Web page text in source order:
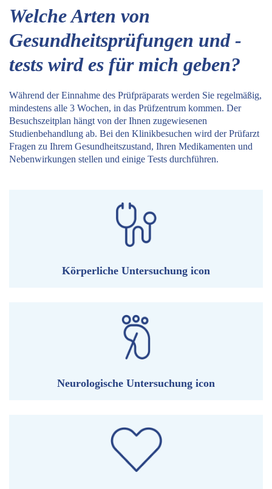
Welche Arten von
Gesundheitsprüfungen und -
tests wird es für mich geben?
Während der Einnahme des Prüfpräparats werden Sie regelmäßig,
mindestens alle 3 Wochen, in das Prüfzentrum kommen. Der
Besuchszeitplan hängt von der Ihnen zugewiesenen
Studienbehandlung ab. Bei den Klinikbesuchen wird der Prüfarzt
Fragen zu Ihrem Gesundheitszustand, Ihren Medikamenten und
Nebenwirkungen stellen und einige Tests durchführen.
Körperliche Untersuchung icon
Neurologische Untersuchung icon